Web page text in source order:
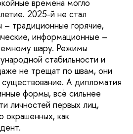
времена могло
2025-й не стал
традиционные горячие,
информационные –
шару. Режимы
стабильности и
не трещат по швам, они
А дипломатия
формы, всё сильнее
личностей первых лиц,
окрашенных, как